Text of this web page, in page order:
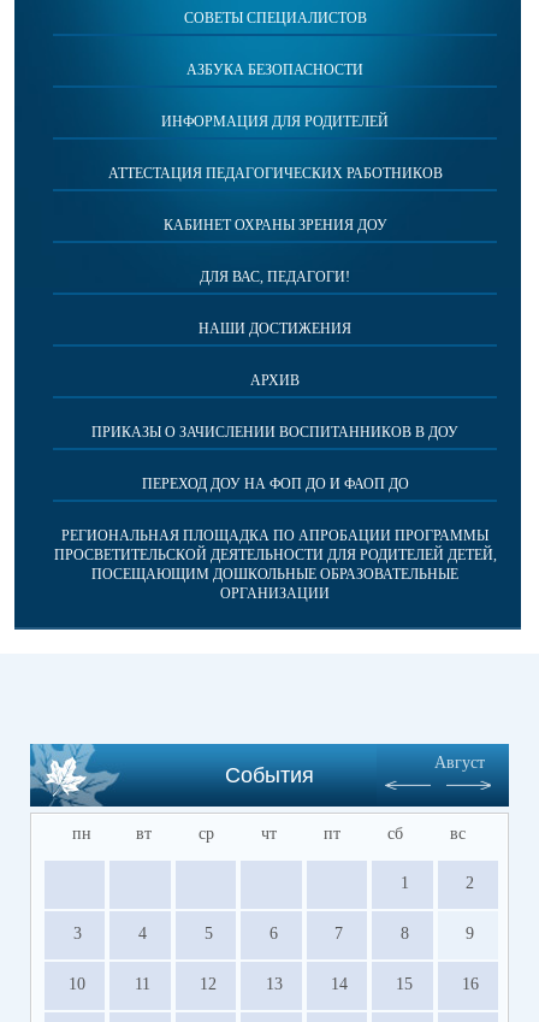
СОВЕТЫ СПЕЦИАЛИСТОВ
АЗБУКА БЕЗОПАСНОСТИ
ИНФОРМАЦИЯ ДЛЯ РОДИТЕЛЕЙ
АТТЕСТАЦИЯ ПЕДАГОГИЧЕСКИХ РАБОТНИКОВ
КАБИНЕТ ОХРАНЫ ЗРЕНИЯ ДОУ
ДЛЯ ВАС, ПЕДАГОГИ!
НАШИ ДОСТИЖЕНИЯ
АРХИВ
ПРИКАЗЫ О ЗАЧИСЛЕНИИ ВОСПИТАННИКОВ В ДОУ
ПЕРЕХОД ДОУ НА ФОП ДО И ФАОП ДО
РЕГИОНАЛЬНАЯ ПЛОЩАДКА ПО АПРОБАЦИИ ПРОГРАММЫ
ПРОСВЕТИТЕЛЬСКОЙ ДЕЯТЕЛЬНОСТИ ДЛЯ РОДИТЕЛЕЙ ДЕТЕЙ,
ПОСЕЩАЮЩИМ ДОШКОЛЬНЫЕ ОБРАЗОВАТЕЛЬНЫЕ
ОРГАНИЗАЦИИ
События
Август
пн вт ср чт пт сб вс
1 2
3 4 5 6 7 8 9
10 11 12 13 14 15 16